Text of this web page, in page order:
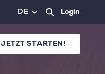
DE Login
JETZT STARTEN!